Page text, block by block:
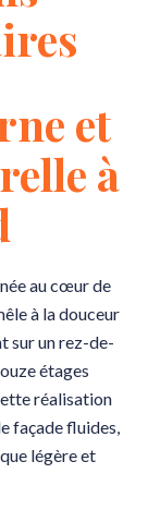
et
à
au cœur de
à la douceur
sur un rez-de-
étages
réalisation
façade fluides,
légère et